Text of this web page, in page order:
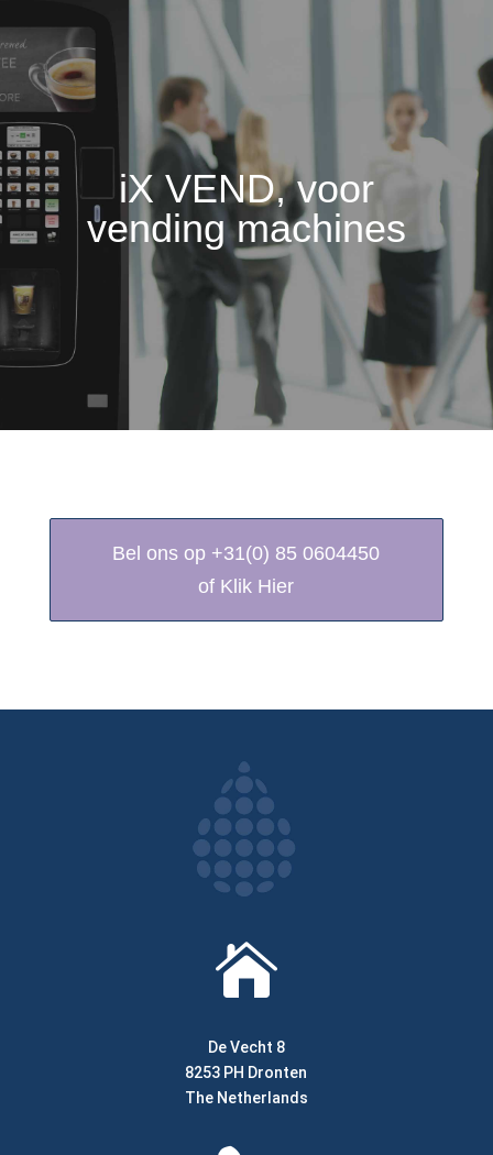
iX VEND, voor
vending machines
Bel ons op +31(0) 85 0604450
of Klik Hier

De Vecht 8
8253 PH Dronten
The Netherlands